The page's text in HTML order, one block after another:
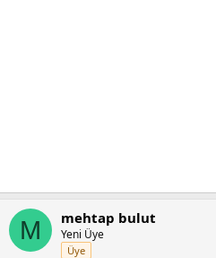
M mehtap bulut
Yeni Üye
Üye